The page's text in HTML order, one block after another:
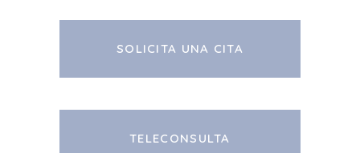
SOLICITA UNA CITA
TELECONSULTA